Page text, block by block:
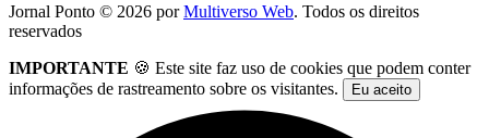
Jornal Ponto © 2026 porMultiverso Web. Todos os direitos
reservados
IMPORTANTE 🍪 Este site faz uso de cookies que podem conter
informações de rastreamento sobre os visitantes.
Eu aceito